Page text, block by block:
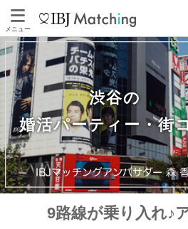
メニュー
渋谷の
婚活パーティー・街
9路線が乗り入れ♪